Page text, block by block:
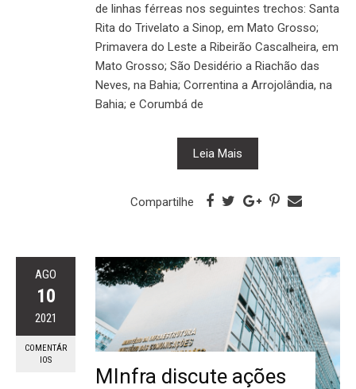
de linhas férreas nos seguintes trechos: Santa
Rita do Trivelato a Sinop, em Mato Grosso;
Primavera do Leste a Ribeirão Cascalheira, em
Mato Grosso; São Desidério a Riachão das
Neves, na Bahia; Correntina a Arrojolândia, na
Bahia; e Corumbá de
Leia Mais
Compartilhe
AGO
10
2021
COMENTÁR
IOS
MInfra discute ações